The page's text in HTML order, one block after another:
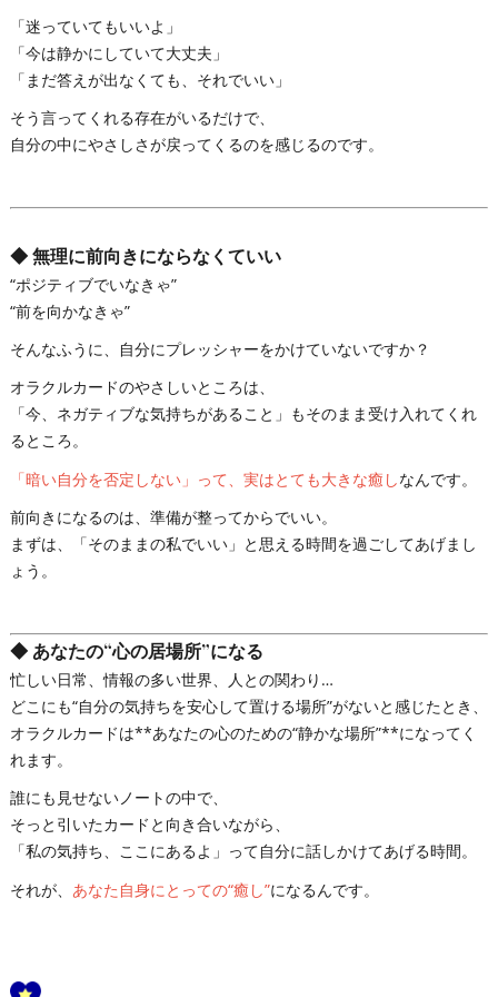
「迷っていてもいいよ」
「今は静かにしていて大丈夫」
「まだ答えが出なくても、それでいい」
そう言ってくれる存在がいるだけで、
自分の中にやさしさが戻ってくるのを感じるのです。
◆無理に前向きにならなくていい
“ポジティブでいなきゃ”
“前を向かなきゃ”
そんなふうに、自分にプレッシャーをかけていないですか？
オラクルカードのやさしいところは、
「今、ネガティブな気持ちがあること」もそのまま受け入れてくれ
るところ。
「暗い自分を否定しない」って、実はとても大きな癒しなんです。
前向きになるのは、準備が整ってからでいい。
まずは、「そのままの私でいい」と思える時間を過ごしてあげまし
ょう。
◆ あなたの“心の居場所”になる
忙しい日常、情報の多い世界、人との関わり…
どこにも“自分の気持ちを安心して置ける場所”がないと感じたとき、
オラクルカードは**あなたの心のための“静かな場所”**になってく
れます。
誰にも見せないノートの中で、
そっと引いたカードと向き合いながら、
「私の気持ち、ここにあるよ」って自分に話しかけてあげる時間。
それが、 あなた自身にとっての“癒し”になるんです。